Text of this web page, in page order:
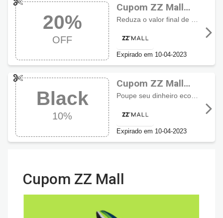
20%
OFF
Cupom ZZ Mall
20% de desconto
Expirado em 10-04-2023
Black
10%
Cupom ZZ Mall
10% de desconto
Expirado em 10-04-2023
Cupom ZZ Mall